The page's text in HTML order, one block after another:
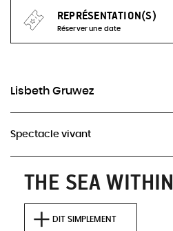
REPRÉSENTATION(S)
Réserver une date
INFOS & RÉSERVATIONS
Lisbeth Gruwez
Spectacle vivant
THE SEA WITHIN
DIT SIMPLEMENT